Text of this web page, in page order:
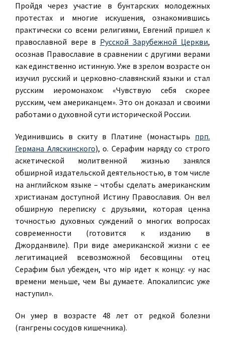
Пройдя через участие в бунтарских молодежных
протестах и многие искушения, ознакомившись
практически со всеми религиями, Евгений пришел к
православной вере в Русской Зарубежной Церкви,
осознав Православие в сравнении с другими верами
как единственно истинную. Уже в зрелом возрасте он
изучил русский и церковно-славянский языки и стал
русским иеромонахом: «Чувствую себя скорее
русским, чем американцем». Это он доказал и своими
работами о духовной сути исторической России.
Уединившись в скиту в Платине (монастырь прп.
Германа Аляскинского), о. Серафим наряду со строго
аскетической молитвенной жизнью занялся
обширной издательской деятельностью, в том числе
на английском языке – чтобы сделать американским
христианам доступной Истину Православия. Он вел
обширную переписку с друзьями, которая ценна
точностью духовных суждений о многих вопросах
современности (готовится к изданию в
Джорданвиле). При виде американской жизни с ее
легитимацией всевозможной бесовщины отец
Серафим был убежден, что мір идет к концу: «у нас
времени меньше, чем Вы думаете. Апокалипсис уже
наступил».
Он умер в возрасте 48 лет от редкой болезни
(гангрены сосудов кишечника).